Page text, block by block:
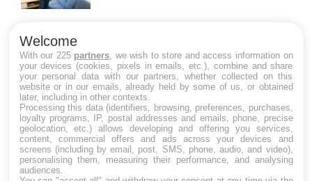
Maladie de Charcot (Sclérose latérale
amyotrophique)
Welcome
With our 225 partners , we wish to store and access information on
your devices (cookies, pixels in emails, etc.), combine and share
your personal data with our partners, whether collected on this
website or in our emails, already held by some of us, or obtained
later, including in other contexts.
Processing this data (identifiers, browsing, preferences, purchases,
loyalty programs, IP, postal addresses and emails, phone, precise
geolocation, etc.) allows developing and offering you services,
content, commercial offers and ads across your devices and
screens (including by email, post, SMS, phone, audio, and video),
personalising them, measuring their performance, and analysing
audiences.